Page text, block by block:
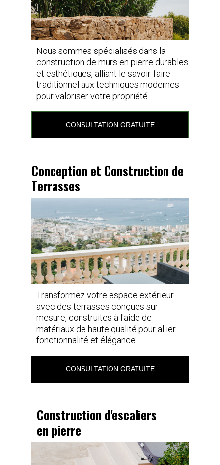
Construction d'escaliers
en pierre
Conception et Construction de
Terrasses
CONSULTATION GRATUITE
Transformez votre espace extérieur
avec des terrasses conçues sur
mesure, construites à l'aide de
matériaux de haute qualité pour allier
fonctionnalité et élégance.
CONSULTATION GRATUITE
Nous sommes spécialisés dans la
construction de murs en pierre durables
et esthétiques, alliant le savoir-faire
traditionnel aux techniques modernes
pour valoriser votre propriété.